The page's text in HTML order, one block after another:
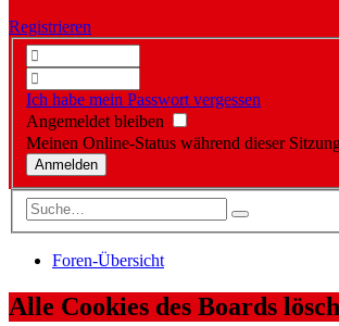
Registrieren
Ich habe mein Passwort vergessen
Angemeldet bleiben
Meinen Online-Status während dieser
Foren-Übersicht
Alle Cookies des Boards